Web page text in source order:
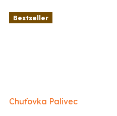
Bestseller
Chuťovka Palivec